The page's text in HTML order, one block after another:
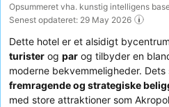
Opsummeret vha. kunstig intelligens
Senest opdateret: 29 May 2026
Dette hotel er et alsidigt
turister og par og tilbyder en
moderne bekvemmeligheder.
fremragende og strategiske
med store attraktioner som